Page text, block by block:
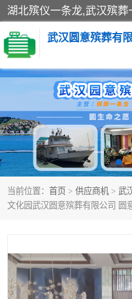
武汉圆意殡葬有
当前位置： 首页 > 供应商机 > 武
文化园武汉圆意殡葬有限公司 圆
殡葬一条龙服务
武汉锦辉天堂文化园
长乐园陵园
武汉市阳逻九龙宫陵园